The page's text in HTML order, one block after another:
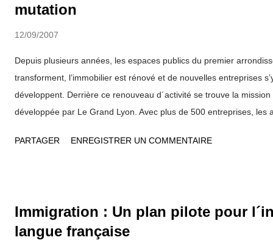
mutation
12/09/2007
Depuis plusieurs années, les espaces publics du premier
transforment, l’immobilier est rénové et de nouvelles entreprises
développent. Derrière ce renouveau d´activité se trouve la
développée par Le Grand Lyon. Avec plus de 500 entreprises, les
terreaux au plateau de la Croix Rousse. Appartenant
Rousse est souvent qualifié d´atypique. Un ancien maire de Lyon,
envisagé un moment détruire une partie de ce quartier fait de
PARTAGER ENREGISTRER UN COMMENTAIRE
Immigration : Un plan pilote pour
langue française